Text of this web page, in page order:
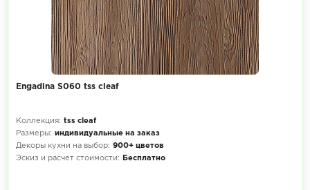
Engadina S060 tss cleaf
Коллекция: tss cleaf
Размеры: индивидуальные на заказ
Декоры кухни на выбор: 900+ цветов
Эскиз и расчет стоимости:
Бесплатно